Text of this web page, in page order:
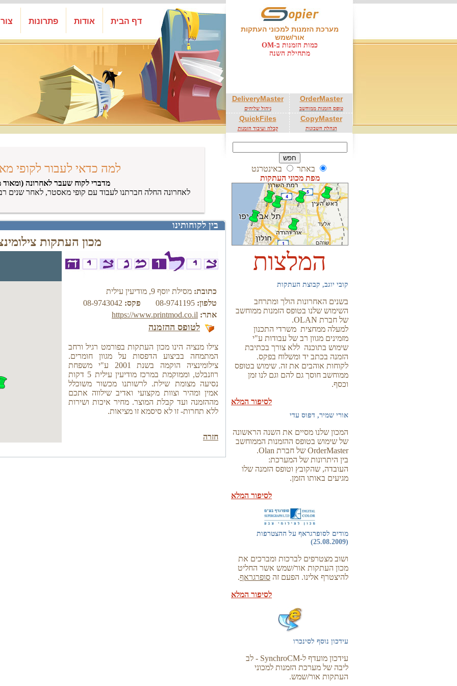
מערכת הזמנות למכוני העתקות
אור/שמש
כמות הזמנות ב-OM
מתחילת השנה
OrderMaster
טופס הזמנות ממוחשב
DeliveryMaster
ניהול שליחים
CopyMaster
הנהלת חשבונות
QuickFiles
קבלה ועיבוד הזמנות
דף הבית אודות פתרונות
באתר
באינטרנט
מפת מכוני העתקות
המלצות
קובי יוגב, קבוצת העתקות
בשנים האחרונות הולך ומתרחב
השימוש שלנו בטופס הזמנות ממוחשב
של חברת OLAN.
למעלה ממחצית משרדי התכנון
מזמינים מגוון רב של עבודות ע"י
שימוש בתוכנה ללא צורך בכתיבת
הזמנה בכתב יד ומשלוח בפקס.
לקוחות אוהבים את זה. שימוש בטופס
ממוחשב חוסך גם להם וגם לנו זמן
וכסף.
לסיפור המלא
אורי שמיר, דפוס עדי
המכון שלנו מסיים את השנה הראשונה
של שימוש בטופס ההזמנות הממוחשב
OrderMaster של חברת Olan.
בין היתרונות של המערכת:
העובדה, שהקובץ וטופס הזמנה שלו
מגיעים באותו הזמן.
לסיפור המלא
מודים לסופרגראף על ההצטרפות
(25.08.2009)
ושוב מצטרפים לברכות ומברכים את
מכון העתקות אור/שמש אשר החליט
להיצטרף אלינו. הפעם זה סופרגראף.
לסיפור המלא
עידכון נוסף לסינכרו
עידכון מועדף ל-SynchroCM - לב
ליבה של מערכת הזמנות למכוני
העתקות אור/שמש.
למה כדאי לעבור לקופי
מדברי לקוח שעבר לאחרונה (ומאוד
לאחרונה החלה חברתנו לעבוד עם קופי מאסטר, לאחר שנים
בין לקוחותינו
מכון העתקות
כתובת: מסילת יוסף 9, מודיעין עילית
טלפון:
פקס:
אתר: https://www.printmod.co.il
לטופס ההזמנה
צילו מנציה הינו מכון העתקות בפורמט רגיל ורחב
המתמחה בביצוע הדפסות על מגוון חומרים.
צילומינציה הוקמה בשנת 2001 ע"י משפחת
רוזנבלט, וממוקמת במרכז מודיעין עילית 5 דקות
נסיעה מצומת שילת. לרשותנו מכשור משוכלל
אמין ומהיר וצוות מקצועי ואדיב שילווה אתכם
מההזמנה ועד קבלת המוצר. מחיר איכות ושירות
ללא תחרות- זו לא סיסמא זו מציאות.
חזרה